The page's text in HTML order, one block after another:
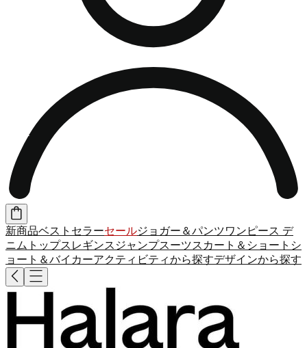
新商品ベストセラーセールジョガー＆パンツワンピース デ
ニム トップス レギンス ジャンプスーツスカート＆ショート シ
ョート＆バイカーアクティビティから探すデザインから探す